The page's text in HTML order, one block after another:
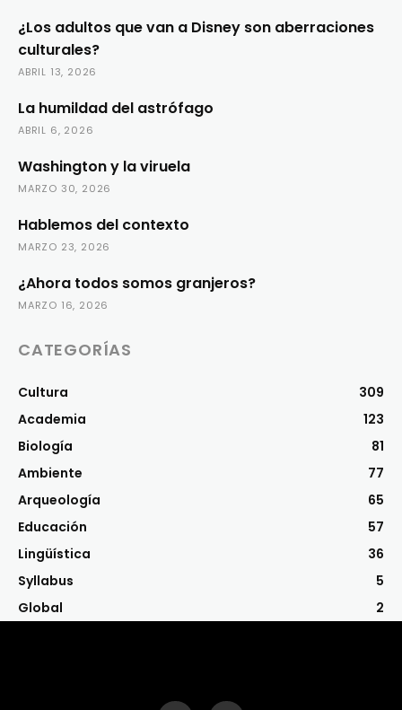
¿Los adultos que van a Disney son aberraciones
culturales?
ABRIL 13, 2026
La humildad del astrófago
ABRIL 6, 2026
Washington y la viruela
MARZO 30, 2026
Hablemos del contexto
MARZO 23, 2026
¿Ahora todos somos granjeros?
MARZO 16, 2026
CATEGORÍAS
Cultura
309
Academia
123
Biología
81
Ambiente
77
Arqueología
65
Educación
57
Lingüística
36
Syllabus
5
Global
2